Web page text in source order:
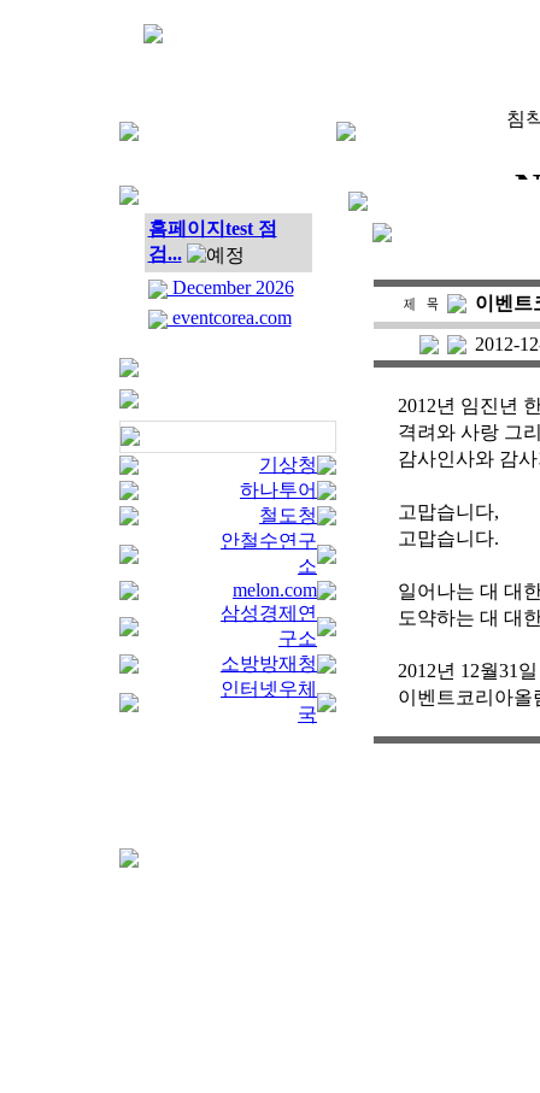
침
홈페이지test 점
검...
December 2026
eventcorea.com
기상청
하나투어
철도청
안철수연구
소
melon.com
삼성경제연
구소
소방방재청
인터넷우체
국
이벤트
2012-
2012년 임진년
격려와 사랑 그
감사인사와 감
고맙습니다,
고맙습니다.
일어나는 대 대
도약하는 대 대
2012년 12월31일
이벤트코리아올